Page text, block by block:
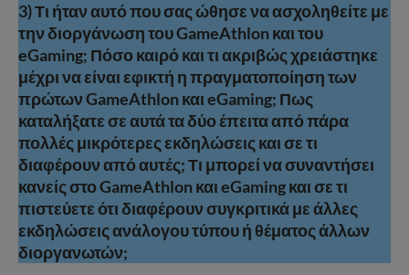
3) Τι ήταν αυτό που σας ώθησε να ασχοληθείτε με
την διοργάνωση του GameAthlon και του
eGaming; Πόσο καιρό και τι ακριβώς χρειάστηκε
μέχρι να είναι εφικτή η πραγματοποίηση των
πρώτων GameAthlon και eGaming; Πως
καταλήξατε σε αυτά τα δύο έπειτα από πάρα
πολλές μικρότερες εκδηλώσεις και σε τι
διαφέρουν από αυτές; Τι μπορεί να συναντήσει
κανείς στο GameAthlon και eGaming και σε τι
πιστεύετε ότι διαφέρουν συγκριτικά με άλλες
εκδηλώσεις ανάλογου τύπου ή θέματος άλλων
διοργανωτών;